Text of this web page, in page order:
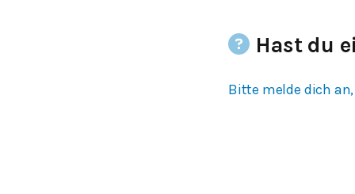
Hast du
Bitte melde dich an,